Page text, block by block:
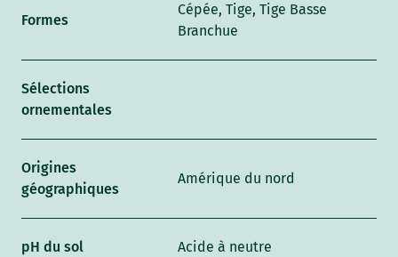
Formes
Cépée, Tige, Tige Basse
Branchue
Sélections
ornementales
Origines
géographiques
Amérique du nord
pH du sol Acide à neutre